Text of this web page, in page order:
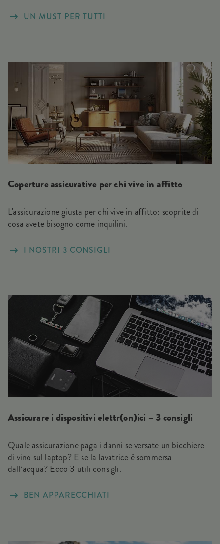
UN MUST PER TUTTI
Coperture assicurative per chi vive in affitto
L'assicurazione giusta per chi vive in affitto: scoprite di
cosa avete bisogno come inquilini.
I NOSTRI 3 CONSIGLI
Assicurare i dispositivi elettr(on)ici – 3 consigli
Quale assicurazione paga i danni se versate un bicchiere
di vino sul laptop? E se la lavatrice è sommersa
dall’acqua? Ecco 3 utili consigli.
BEN APPARECCHIATI